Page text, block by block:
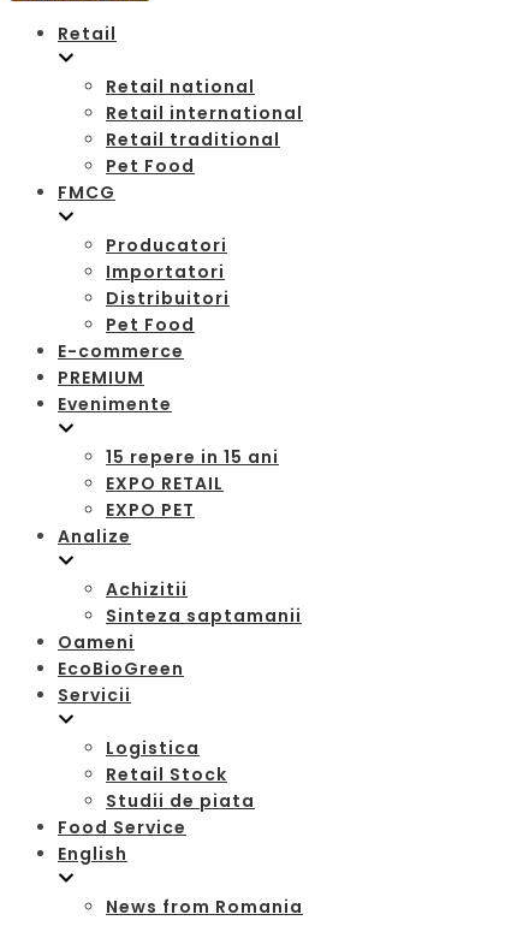
Retail
Retail national
Retail international
Retail traditional
Pet Food
FMCG
Producatori
Importatori
Distribuitori
Pet Food
E-commerce
PREMIUM
Evenimente
15 repere in 15 ani
EXPO RETAIL
EXPO PET
Analize
Achizitii
Sinteza saptamanii
Oameni
EcoBioGreen
Servicii
Logistica
Retail Stock
Studii de piata
Food Service
English
News from Romania